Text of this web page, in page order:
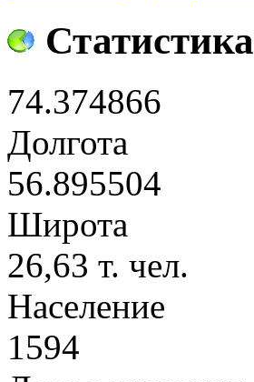
Статистика
74.374866
Долгота
56.895504
Широта
26,63 т. чел.
Население
1594